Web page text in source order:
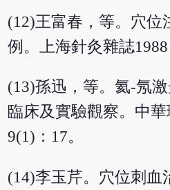
(12)王富春，等。穴位
例。上海針灸雜誌1988
(13)孫迅，等。氦-氖
臨床及實驗觀察。中華
9(1)：17。
(14)李玉芹。穴位刺血